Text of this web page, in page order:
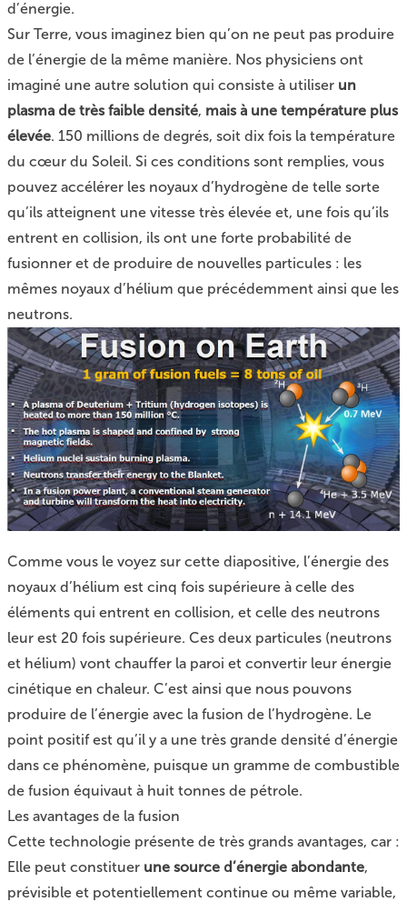
d’énergie.
Sur Terre, vous imaginez bien qu’on ne peut pas produire
de l’énergie de la même manière. Nos physiciens ont
imaginé une autre solution qui consiste à utiliser un
plasma de très faible densité, mais à une température plus
élevée. 150 millions de degrés, soit dix fois la température
du cœur du Soleil. Si ces conditions sont remplies, vous
pouvez accélérer les noyaux d’hydrogène de telle sorte
qu’ils atteignent une vitesse très élevée et, une fois qu’ils
entrent en collision, ils ont une forte probabilité de
fusionner et de produire de nouvelles particules : les
mêmes noyaux d’hélium que précédemment ainsi que les
neutrons.
Comme vous le voyez sur cette diapositive, l’énergie des
noyaux d’hélium est cinq fois supérieure à celle des
éléments qui entrent en collision, et celle des neutrons
leur est 20 fois supérieure. Ces deux particules (neutrons
et hélium) vont chauffer la paroi et convertir leur énergie
cinétique en chaleur. C’est ainsi que nous pouvons
produire de l’énergie avec la fusion de l’hydrogène. Le
point positif est qu’il y a une très grande densité d’énergie
dans ce phénomène, puisque un gramme de combustible
de fusion équivaut à huit tonnes de pétrole.
Les avantages de la fusion
Cette technologie présente de très grands avantages, car :
Elle peut constituer une source d’énergie abondante,
prévisible et potentiellement continue ou même variable,